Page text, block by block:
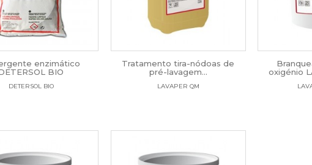
enzimático
BIO
DETERSOL BIO
Tratamento tira-nódoas de
pré-lavagem...
LAVAPER QM
oxigénio